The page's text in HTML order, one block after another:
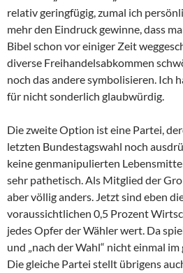
relativ geringfügig, zumal ich
mehr den Eindruck gewinne, dass
Bibel schon vor einiger Zeit
diverse Freihandelsabkommen
noch das andere symbolisieren. Ich
für nicht sonderlich glaubwürdig.
Die zweite Option ist eine Partei,
letzten Bundestagswahl noch
keine genmanipulierten
sehr pathetisch. Als Mitglied der
aber völlig anders. Jetzt sind eben
voraussichtlichen 0,5 Prozent
jedes Opfer der Wähler wert. Da
und „nach der Wahl“ nicht einmal
Die gleiche Partei stellt übrigens